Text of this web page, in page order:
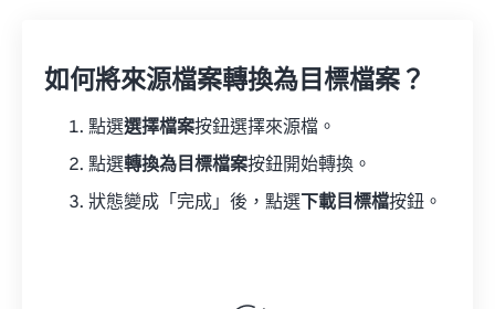
如何將來源檔案轉換為目標檔案？
點選選擇檔案按鈕選擇來源檔。
點選轉換為目標檔案按鈕開始轉換。
狀態變成「完成」後，點選 下載目標檔按鈕。